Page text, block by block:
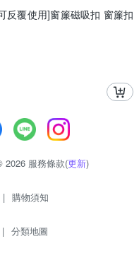
反覆使用]窗簾磁吸扣 窗簾扣
2026 服務條款(更新)
| 購物須知
| 分類地圖